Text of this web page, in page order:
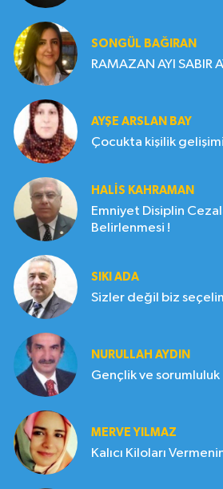
SONGÜL BAĞIRAN
RAMAZAN AYI SABIR
AYŞE ARSLAN BAY
Çocukta kişilik gelişimi
HALIS KAHRAMAN
Emniyet Disiplin
Belirlenmesi !
SIKI ADA
Sizler değil biz
NURULLAH AYDIN
Gençlik ve sorumluluk
MERVE YILMAZ
Kalıcı Kiloları